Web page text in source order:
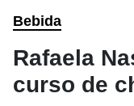
Bebida
Rafaela
curso de